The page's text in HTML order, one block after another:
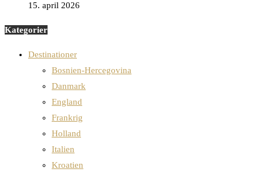
15. april 2026
Kategorier
Destinationer
Bosnien-Hercegovina
Danmark
England
Frankrig
Holland
Italien
Kroatien